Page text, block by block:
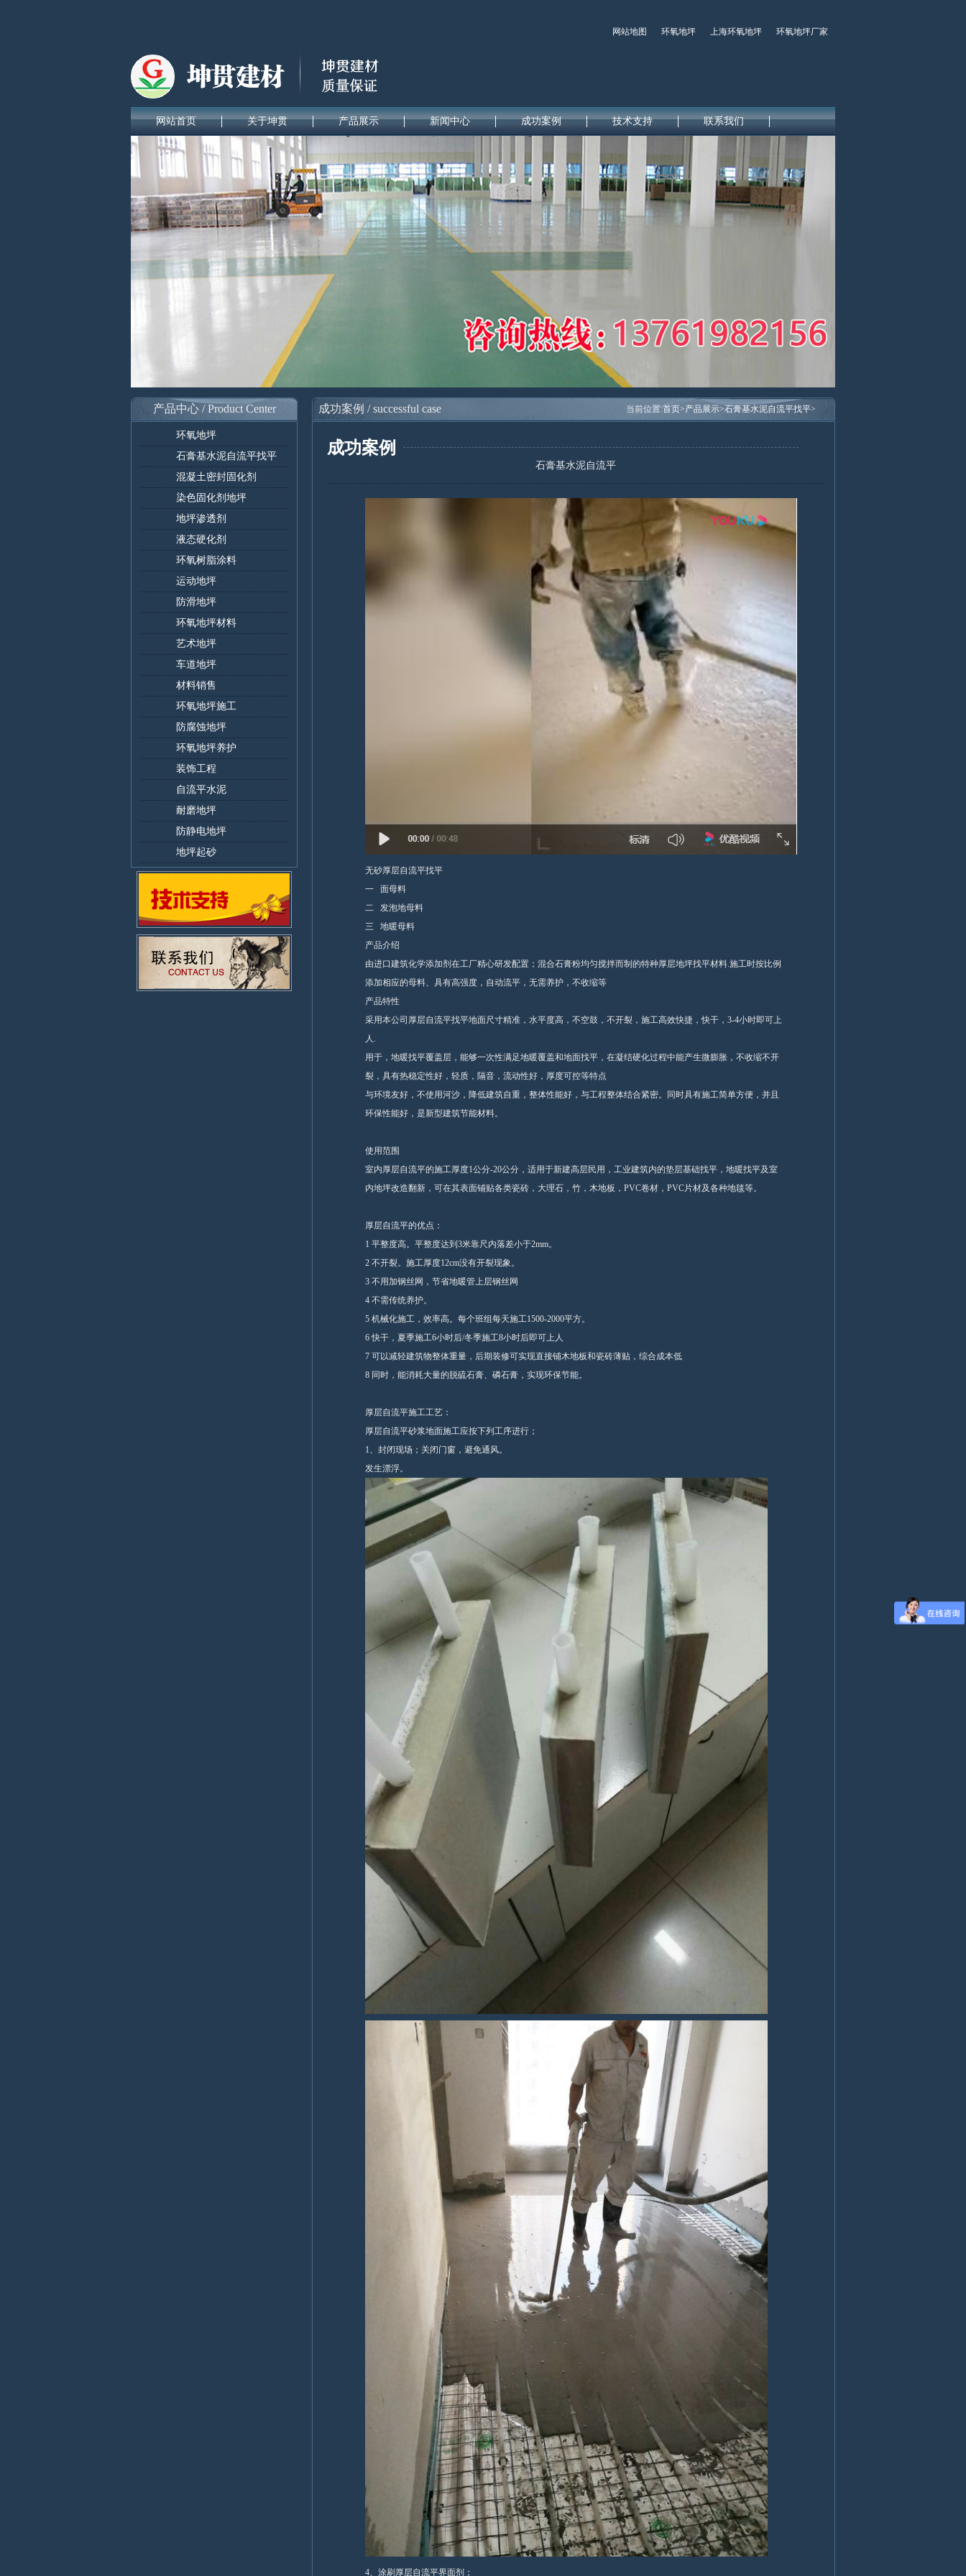
网站地图 环氧地坪 上海环氧地坪 环氧地坪厂家
网站首页 关于坤贯 产品展示 新闻中心 成功案例 技术支持 联系我们
产品中心 / Product Center
环氧地坪
石膏基水泥自流平找平
混凝土密封固化剂
染色固化剂地坪
地坪渗透剂
液态硬化剂
环氧树脂涂料
运动地坪
防滑地坪
环氧地坪材料
艺术地坪
车道地坪
材料销售
环氧地坪施工
防腐蚀地坪
环氧地坪养护
装饰工程
自流平水泥
耐磨地坪
防静电地坪
地坪起砂
成功案例 / successful case 当前位置:首页>产品展示>石膏基水泥自流平找平>
成功案例
石膏基水泥自流平
无砂厚层自流平找平
一 面母料
二 发泡地母料
三 地暖母料
产品介绍
由进口建筑化学添加剂在工厂精心研发配置；混合石膏粉均匀搅拌而制的特种厚层地坪找平材料.施工时按比例
添加相应的母料、具有高强度，自动流平，无需养护，不收缩等
产品特性
采用本公司厚层自流平找平地面尺寸精准，水平度高，不空鼓，不开裂，施工高效快捷，快干，3-4小时即可上
人.
用于，地暖找平覆盖层，能够一次性满足地暖覆盖和地面找平，在凝结硬化过程中能产生微膨胀，不收缩不开
裂，具有热稳定性好，轻质，隔音，流动性好，厚度可控等特点
与环境友好，不使用河沙，降低建筑自重，整体性能好，与工程整体结合紧密。同时具有施工简单方便，并且
环保性能好，是新型建筑节能材料。
使用范围
室内厚层自流平的施工厚度1公分-20公分，适用于新建高层民用，工业建筑内的垫层基础找平，地暖找平及室
内地坪改造翻新，可在其表面铺贴各类瓷砖，大理石，竹，木地板，PVC卷材，PVC片材及各种地毯等。
厚层自流平的优点：
1 平整度高。平整度达到3米靠尺内落差小于2mm。
2 不开裂。施工厚度12cm没有开裂现象。
3 不用加钢丝网，节省地暖管上层钢丝网
4 不需传统养护。
5 机械化施工，效率高。每个班组每天施工1500-2000平方。
6 快干，夏季施工6小时后/冬季施工8小时后即可上人
7 可以减轻建筑物整体重量，后期装修可实现直接铺木地板和瓷砖薄贴，综合成本低
8 同时，能消耗大量的脱硫石膏、磷石膏，实现环保节能。
厚层自流平施工工艺：
厚层自流平砂浆地面施工应按下列工序进行；
1、封闭现场；关闭门窗，避免通风。
发生漂浮。
4、涂刷厚层自流平界面剂；